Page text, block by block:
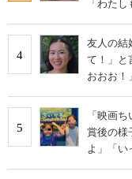
「わた
4
友人の結
て！」
おおお！
5
「映画
賞後の様
よ」「い